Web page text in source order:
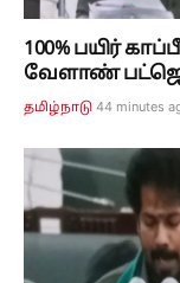
100% பயிர்
வேளாண்
தமிழ்நாடு 44 minutes